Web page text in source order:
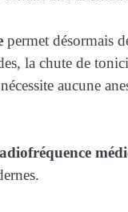
permet désormais
la chute de
aucune